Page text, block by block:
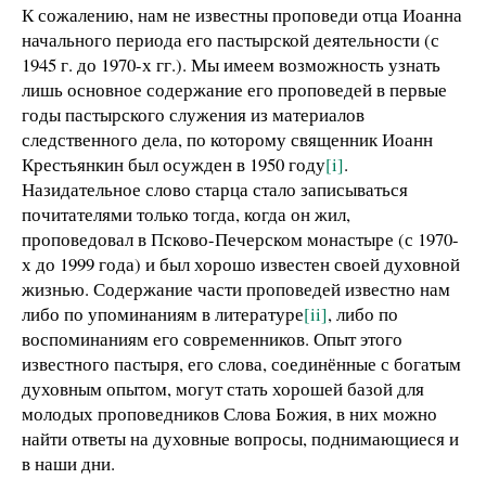
К сожалению, нам не известны проповеди отца Иоанна
начального периода его пастырской деятельности (с
1945 г. до 1970-х гг.). Мы имеем возможность узнать
лишь основное содержание его проповедей в первые
годы пастырского служения из материалов
следственного дела, по которому священник Иоанн
Крестьянкин был осужден в 1950 году[i].
Назидательное слово старца стало записываться
почитателями только тогда, когда он жил,
проповедовал в Псково-Печерском монастыре (с 1970-
х до 1999 года) и был хорошо известен своей духовной
жизнью. Содержание части проповедей известно нам
либо по упоминаниям в литературе[ii], либо по
воспоминаниям его современников. Опыт этого
известного пастыря, его слова, соединённые с богатым
духовным опытом, могут стать хорошей базой для
молодых проповедников Слова Божия, в них можно
найти ответы на духовные вопросы, поднимающиеся и
в наши дни.